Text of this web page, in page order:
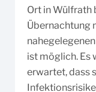
Ort in Wülfrath
Übernachtung
ist möglich. Es
erwartet, dass